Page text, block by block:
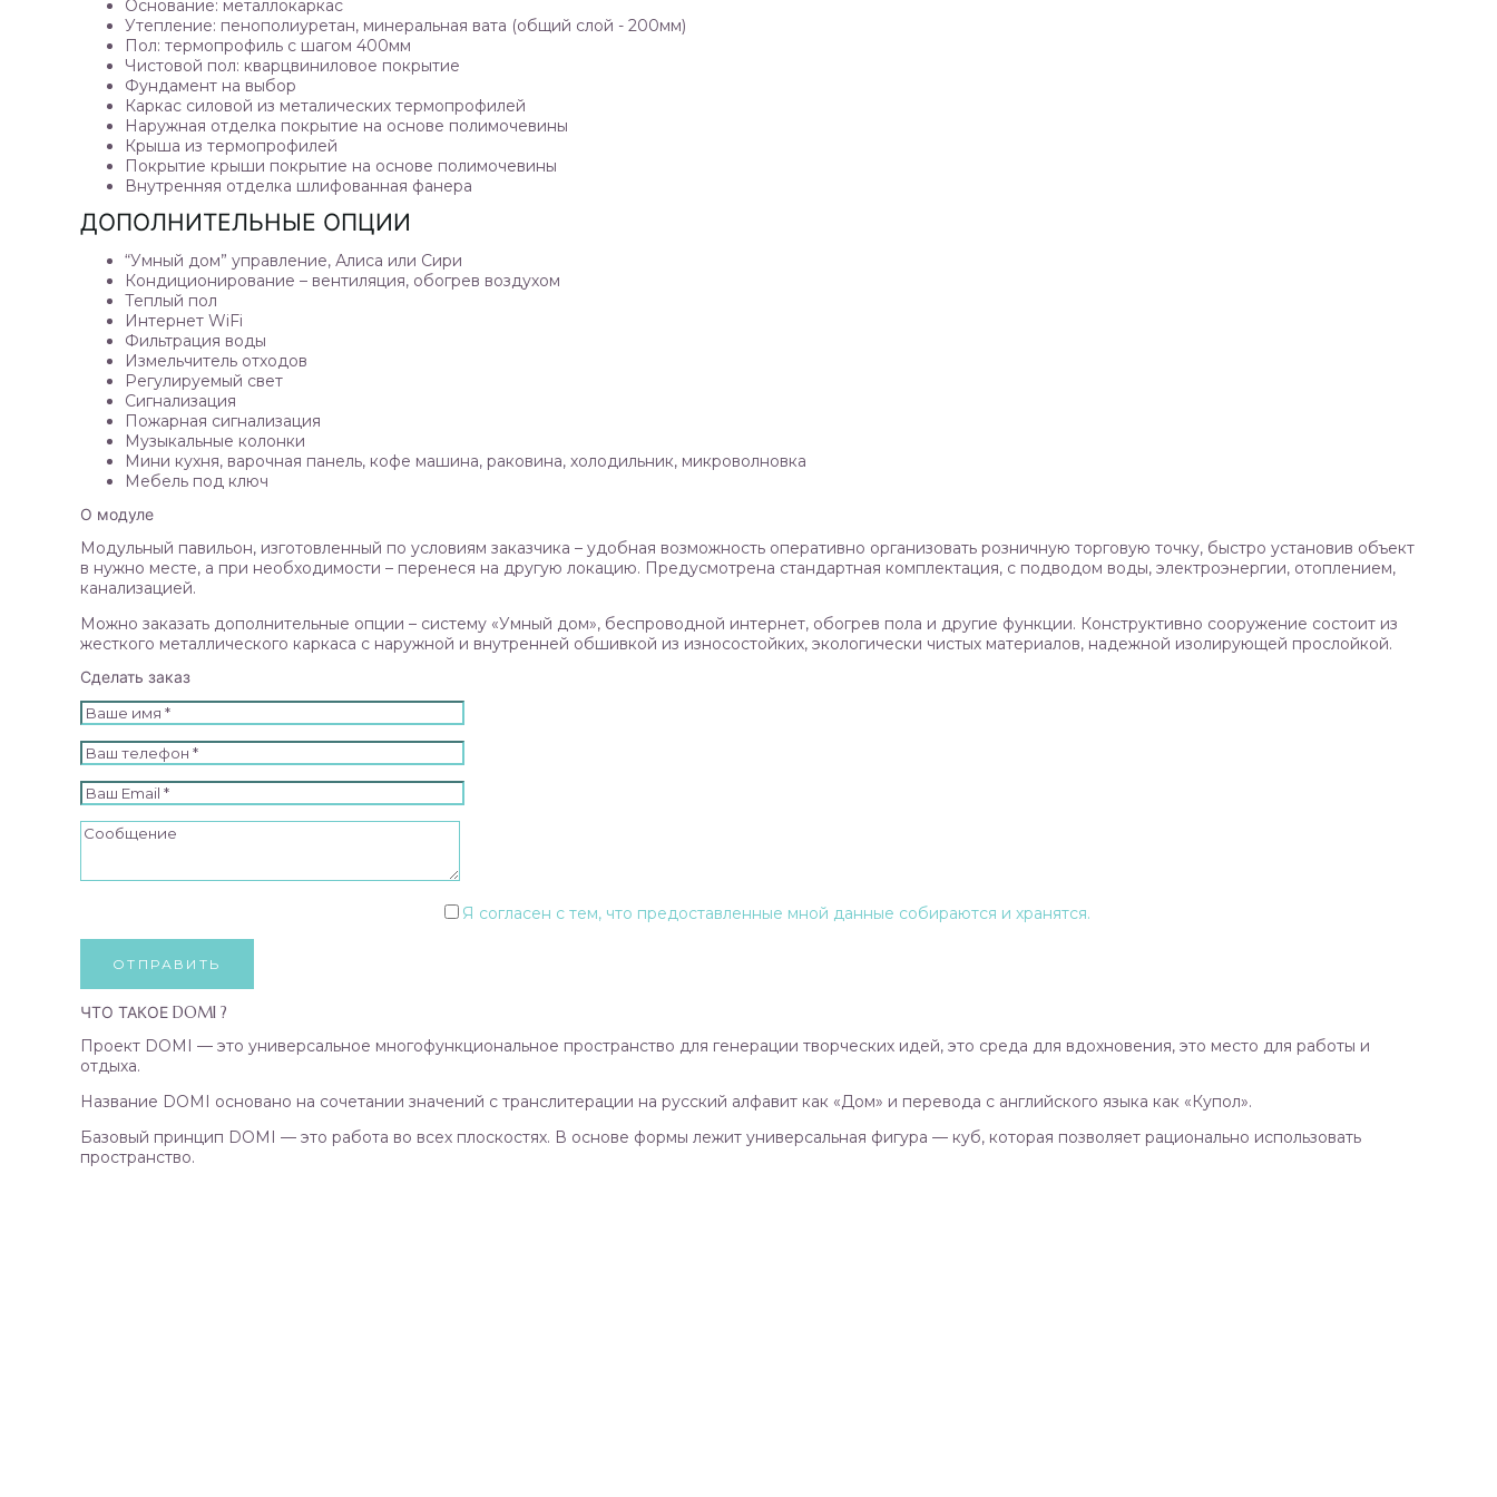
Основание: металлокаркас
Утепление: пенополиуретан, минеральная вата (общий слой - 200мм)
Пол: термопрофиль с шагом 400мм
Чистовой пол: кварцвиниловое покрытие
Фундамент на выбор
Каркас силовой из металических термопрофилей
Наружная отделка покрытие на основе полимочевины
Крыша из термопрофилей
Покрытие крыши покрытие на основе полимочевины
Внутренняя отделка шлифованная фанера
ДОПОЛНИТЕЛЬНЫЕ ОПЦИИ
“Умный дом” управление, Алиса или Сири
Кондиционирование – вентиляция, обогрев воздухом
Теплый пол
Интернет WiFi
Фильтрация воды
Измельчитель отходов
Регулируемый свет
Сигнализация
Пожарная сигнализация
Музыкальные колонки
Мини кухня, варочная панель, кофе машина, раковина, холодильник, микроволновка
Мебель под ключ
О модуле
Модульный павильон, изготовленный по условиям заказчика – удобная возможность оперативно организовать розничную торговую точку, быстро установив объект
в нужно месте, а при необходимости – перенеся на другую локацию. Предусмотрена стандартная комплектация, с подводом воды, электроэнергии, отоплением,
канализацией.
Можно заказать дополнительные опции – систему «Умный дом», беспроводной интернет, обогрев пола и другие функции. Конструктивно сооружение состоит из
жесткого металлического каркаса с наружной и внутренней обшивкой из износостойких, экологически чистых материалов, надежной изолирующей прослойкой.
Сделать заказ
Я согласен с тем, что предоставленные мной данные собираются и хранятся.
ЧТО ТАКОЕ DOMI ?
Проект DOMI — это универсальное многофункциональное пространство для генерации творческих идей, это среда для вдохновения, это место для работы и
отдыха.
Название DOMI основано на сочетании значений с транслитерации на русский алфавит как «Дом» и перевода с английского языка как «Купол».
Базовый принцип DOMI — это работа во всех плоскостях. В основе формы лежит универсальная фигура — куб, которая позволяет рационально использовать
пространство.